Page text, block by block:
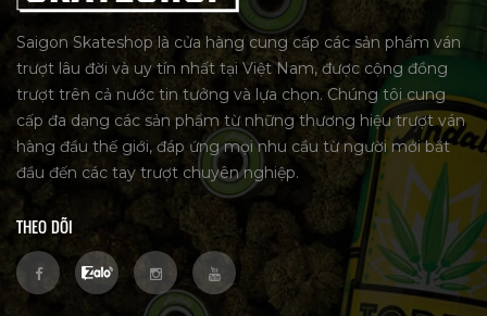
Saigon Skateshop là cửa hàng cung cấp các sản phẩm ván
trượt lâu đời và uy tín nhất tại Việt Nam, được cộng đồng
trượt trên cả nước tin tưởng và lựa chọn. Chúng tôi cung
cấp đa dạng các sản phẩm từ những thương hiệu trượt ván
hàng đầu thế giới, đáp ứng mọi nhu cầu từ người mới bắt
đầu đến các tay trượt chuyên nghiệp.
THEO DÕI